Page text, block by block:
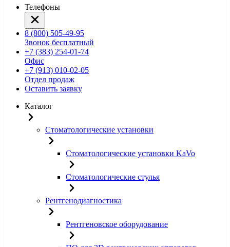
Телефоны
8 (800) 505-49-95
Звонок бесплатный
+7 (383) 254-01-74
Офис
+7 (913) 010-02-05
Отдел продаж
Оставить заявку
Каталог
Стоматологические установки
Стоматологические установки KaVo
Стоматологические стулья
Рентгенодиагностика
Рентгеновское оборудование